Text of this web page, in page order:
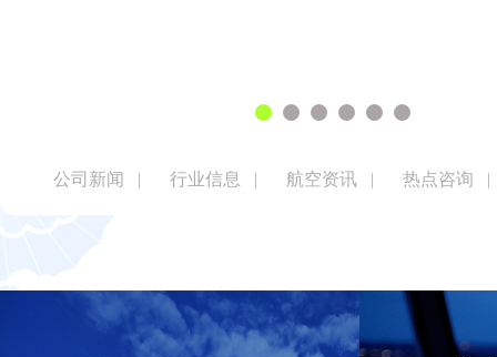
公司新闻 | 行业信息 | 航空资讯| 热点咨询 |